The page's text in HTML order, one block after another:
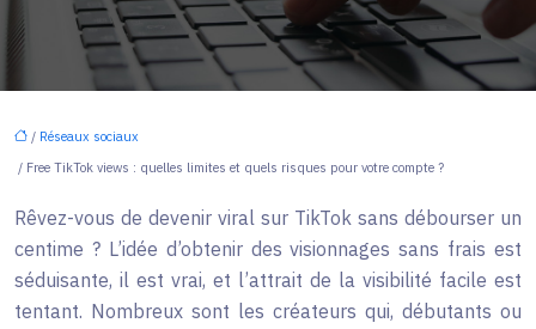
/ Réseaux sociaux
/ Free TikTok views : quelles limites et quels risques pour votre compte ?
Rêvez-vous de devenir viral sur TikTok sans débourser un
centime ? L’idée d’obtenir des visionnages sans frais est
séduisante, il est vrai, et l’attrait de la visibilité facile est
tentant. Nombreux sont les créateurs qui, débutants ou